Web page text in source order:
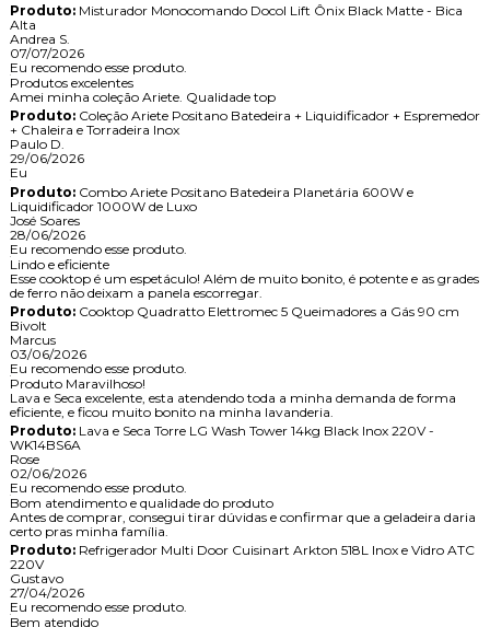
Produto:Misturador Monocomando Docol Lift Ônix Black Matte - Bica
Alta
Andrea S.
07/07/2026
Eu recomendo esse produto.
Produtos excelentes
Amei minha coleção Ariete. Qualidade top
Produto:Coleção Ariete Positano Batedeira + Liquidificador + Espremedor
+ Chaleira e Torradeira Inox
Paulo D.
29/06/2026
Eu
Produto:Combo Ariete Positano Batedeira Planetária 600W e
Liquidificador 1000W de Luxo
José Soares
28/06/2026
Eu recomendo esse produto.
Lindo e eficiente
Esse cooktop é um espetáculo! Além de muito bonito, é potente e as grades
de ferro não deixam a panela escorregar.
Produto:Cooktop Quadratto Elettromec 5 Queimadores a Gás 90 cm
Bivolt
Marcus
03/06/2026
Eu recomendo esse produto.
Produto Maravilhoso!
Lava e Seca excelente, esta atendendo toda a minha demanda de forma
eficiente, e ficou muito bonito na minha lavanderia.
Produto:Lava e Seca Torre LG Wash Tower 14kg Black Inox 220V -
WK14BS6A
Rose
02/06/2026
Eu recomendo esse produto.
Bom atendimento e qualidade do produto
Antes de comprar, consegui tirar dúvidas e confirmar que a geladeira daria
certo pras minha família.
Produto:Refrigerador Multi Door Cuisinart Arkton 518L Inox e Vidro ATC
220V
Gustavo
27/04/2026
Eu recomendo esse produto.
Bem atendido